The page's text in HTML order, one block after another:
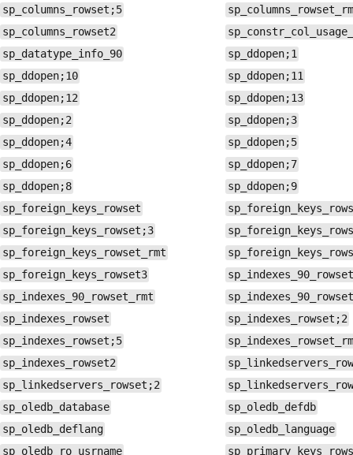
sp_columns_rowset;5
sp_columns_rowset2
sp_datatype_info_90
sp_ddopen;1
sp_ddopen;10
sp_ddopen;11
sp_ddopen;12
sp_ddopen;13
sp_ddopen;2
sp_ddopen;3
sp_ddopen;4
sp_ddopen;5
sp_ddopen;6
sp_ddopen;7
sp_ddopen;8
sp_ddopen;9
sp_foreign_keys_rowset
sp_foreign_keys_rowset;3
sp_foreign_keys_rowset_rmt
sp_foreign_keys_rowset3
sp_indexes_90_rowset
sp_indexes_90_rowset_rmt
sp_indexes_rowset
sp_indexes_rowset;2
sp_indexes_rowset;5
sp_indexes_rowset2
sp_linkedservers_rowset;2
sp_oledb_database
sp_oledb_defdb
sp_oledb_deflang
sp_oledb_language
sp_oledb_ro_usrname